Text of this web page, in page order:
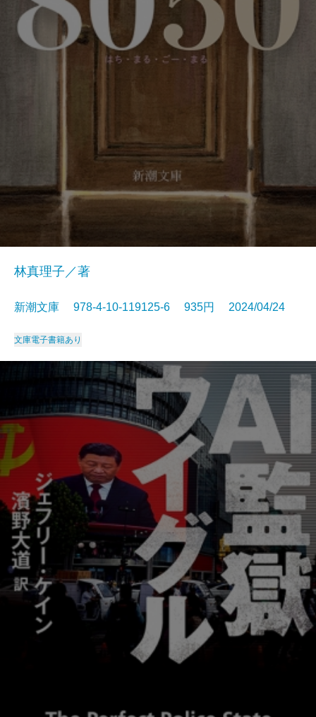
林真理子／著
新潮文庫 978-4-10-119125-6 935円 2024/04/24
文庫電子書籍あり